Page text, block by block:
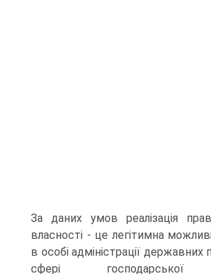
За даних умов реалізація
власності - це легітимна
в особі адміністрації державних
сфері господарської